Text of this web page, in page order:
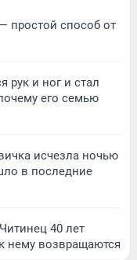
простой способ от
рук и ног и стал
его семью
исчезла ночью
в последние
40 лет
нему возвращаются